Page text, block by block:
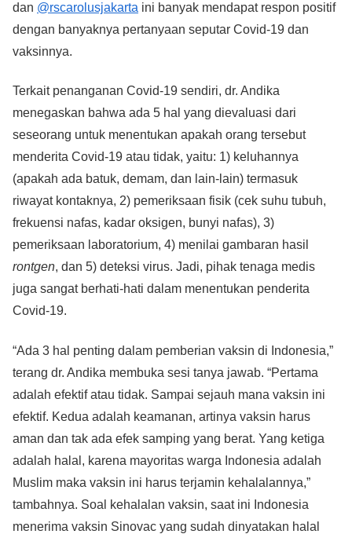
dan @rscarolusjakarta ini banyak mendapat respon positif
dengan banyaknya pertanyaan seputar Covid-19 dan
vaksinnya.
Terkait penanganan Covid-19 sendiri, dr. Andika
menegaskan bahwa ada 5 hal yang dievaluasi dari
seseorang untuk menentukan apakah orang tersebut
menderita Covid-19 atau tidak, yaitu: 1) keluhannya
(apakah ada batuk, demam, dan lain-lain) termasuk
riwayat kontaknya, 2) pemeriksaan fisik (cek suhu tubuh,
frekuensi nafas, kadar oksigen, bunyi nafas), 3)
pemeriksaan laboratorium, 4) menilai gambaran hasil
rontgen, dan 5) deteksi virus. Jadi, pihak tenaga medis
juga sangat berhati-hati dalam menentukan penderita
Covid-19.
“Ada 3 hal penting dalam pemberian vaksin di Indonesia,”
terang dr. Andika membuka sesi tanya jawab. “Pertama
adalah efektif atau tidak. Sampai sejauh mana vaksin ini
efektif. Kedua adalah keamanan, artinya vaksin harus
aman dan tak ada efek samping yang berat. Yang ketiga
adalah halal, karena mayoritas warga Indonesia adalah
Muslim maka vaksin ini harus terjamin kehalalannya,”
tambahnya. Soal kehalalan vaksin, saat ini Indonesia
menerima vaksin Sinovac yang sudah dinyatakan halal